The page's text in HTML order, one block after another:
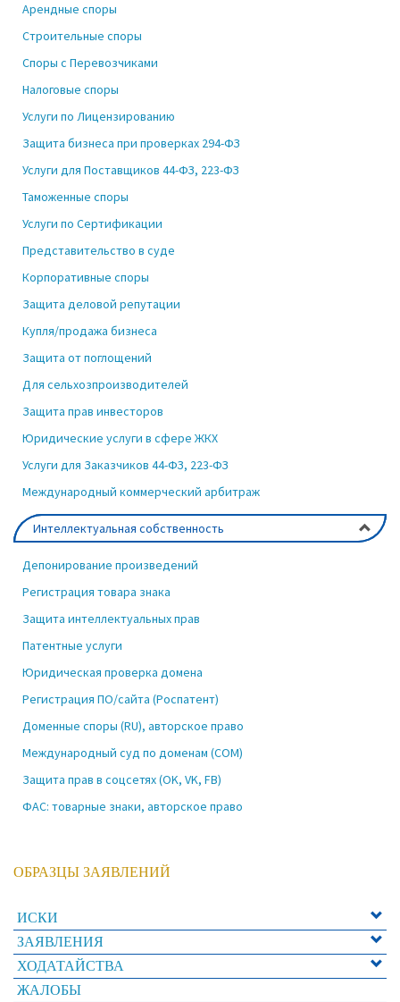
Арендные споры
Строительные споры
Споры с Перевозчиками
Налоговые споры
Услуги по Лицензированию
Защита бизнеса при проверках 294-ФЗ
Услуги для Поставщиков 44-ФЗ, 223-ФЗ
Таможенные споры
Услуги по Сертификации
Представительство в суде
Корпоративные споры
Защита деловой репутации
Купля/продажа бизнеса
Защита от поглощений
Для сельхозпроизводителей
Защита прав инвесторов
Юридические услуги в сфере ЖКХ
Услуги для Заказчиков 44-ФЗ, 223-ФЗ
Международный коммерческий арбитраж
Интеллектуальная собственность
Депонирование произведений
Регистрация товара знака
Защита интеллектуальных прав
Патентные услуги
Юридическая проверка домена
Регистрация ПО/сайта (Роспатент)
Доменные споры (RU), авторское право
Международный суд по доменам (COM)
Защита прав в соцсетях (OK, VK, FB)
ФАС: товарные знаки, авторское право
ОБРАЗЦЫ ЗАЯВЛЕНИЙ
ИСКИ
ЗАЯВЛЕНИЯ
ХОДАТАЙСТВА
ЖАЛОБЫ